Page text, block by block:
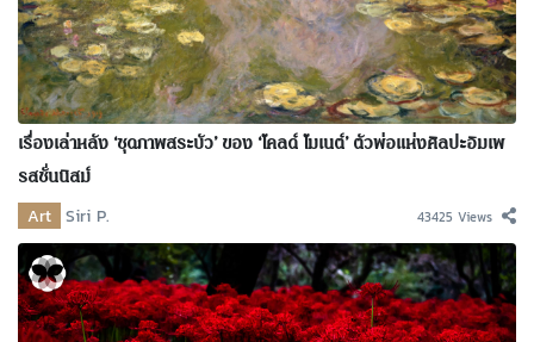
เรื่องเล่าหลัง ‘ชุดภาพสระบัว’ ของ ‘โคลด์ โมเนต์’ ตัวพ่อแห่งศิลปะอิมเพ
รสชั่นนิสม์
Art Siri P. 43425 Views